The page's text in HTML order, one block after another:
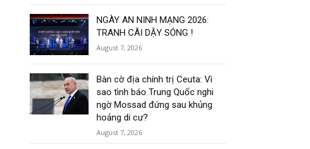
NGÀY AN NINH MẠNG 2026:
TRANH CÃI DẬY SÓNG !
August 7, 2026
Bàn cờ địa chính trị Ceuta: Vì
sao tình báo Trung Quốc nghi
ngờ Mossad đứng sau khủng
hoảng di cư?
August 7, 2026